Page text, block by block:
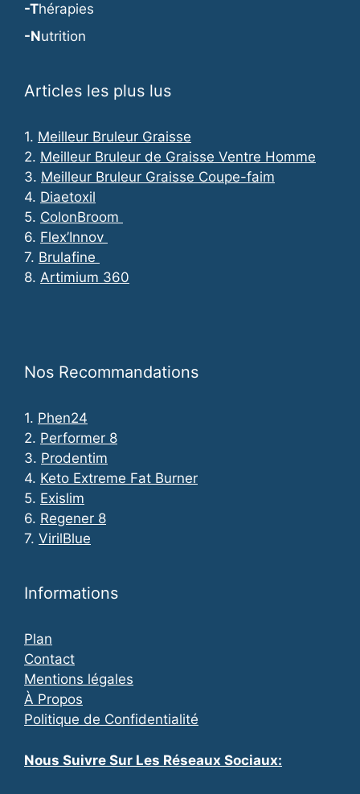
-Thérapies
-Nutrition
Articles les plus lus
1. Meilleur Bruleur Graisse
2. Meilleur Bruleur de Graisse Ventre Homme
3. Meilleur Bruleur Graisse Coupe-faim
4. Diaetoxil
5. ColonBroom
6. Flex’Innov
7. Brulafine
8. Artimium 360
Nos Recommandations
1. Phen24
2. Performer 8
3. Prodentim
4. Keto Extreme Fat Burner
5. Exislim
6. Regener 8
7. VirilBlue
Informations
Plan
Contact
Mentions légales
À Propos
Politique de Confidentialité
Nous Suivre Sur Les Réseaux Sociaux: